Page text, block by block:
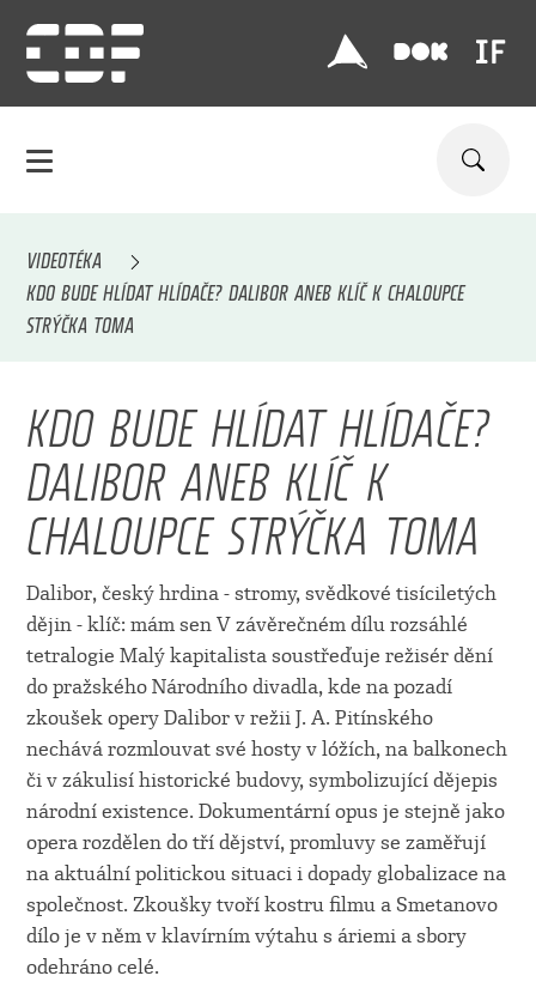
VIDEOTÉKA
KDO BUDE HLÍDAT HLÍDAČE? DALIBOR ANEB KLÍČ K CHALOUPCE
STRÝČKA TOMA
KDO BUDE HLÍDAT HLÍDAČE?
DALIBOR ANEB KLÍČ K
CHALOUPCE STRÝČKA TOMA
Dalibor, český hrdina - stromy, svědkové tisíciletých
dějin - klíč: mám sen V závěrečném dílu rozsáhlé
tetralogie Malý kapitalista soustřeďuje režisér dění
do pražského Národního divadla, kde na pozadí
zkoušek opery Dalibor v režii J. A. Pitínského
nechává rozmlouvat své hosty v lóžích, na balkonech
či v zákulisí historické budovy, symbolizující dějepis
národní existence. Dokumentární opus je stejně jako
opera rozdělen do tří dějství, promluvy se zaměřují
na aktuální politickou situaci i dopady globalizace na
společnost. Zkoušky tvoří kostru filmu a Smetanovo
dílo je v něm v klavírním výtahu s áriemi a sbory
odehráno celé.